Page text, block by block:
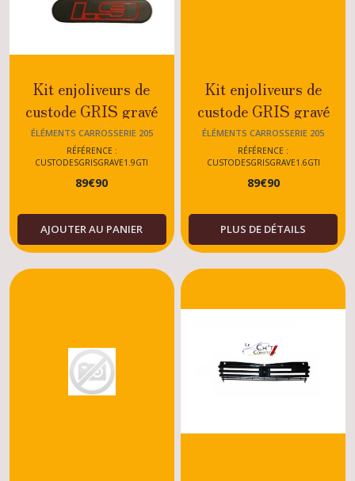
Kit enjoliveurs de
custode GRIS gravé
Peugeot 205 GTI 1.9
ÉLÉMENTS CARROSSERIE 205
RÉFÉRENCE :
CUSTODESGRISGRAVE1.9GTI
89€90
AJOUTER AU PANIER
Kit enjoliveurs de
custode GRIS gravé
Peugeot 205 GTI 1.6
ÉLÉMENTS CARROSSERIE 205
RÉFÉRENCE :
CUSTODESGRISGRAVE1.6GTI
89€90
PLUS DE DÉTAILS